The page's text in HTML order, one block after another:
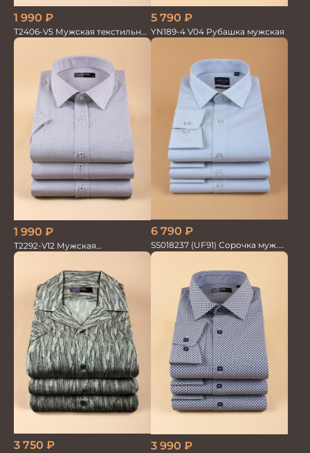
1 990 ₽
T2406-V5 Мужская текстильная
рубашка / Сорочка
5 790 ₽
YN189-4 V04 Рубашка мужская
1 990 ₽
T2292-V12 Мужская
текстильная рубашка /
6 790 ₽
SS018237 (UF91) Сорочка муж.
GROSTYLE TRENDY
3 750 ₽ 3 990 ₽